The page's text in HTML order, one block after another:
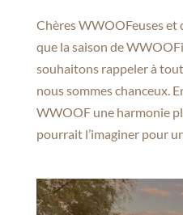
Chères WWOOFeuses
que la saison de
souhaitons rappeler à
nous sommes chanceux.
WWOOF une harmonie
pourrait l’imaginer pour